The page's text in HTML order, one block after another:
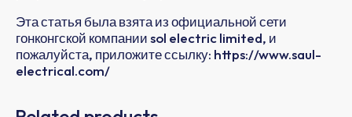
Эта статья была взята из официальной сети
гонконгской компании sol electric limited, и
пожалуйста, приложите ссылку: https://www.saul-
electrical.com/